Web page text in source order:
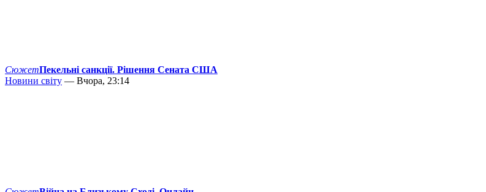
СюжетПекельні санкції. Рішення Сената США
Новини світу — Вчора, 23:14